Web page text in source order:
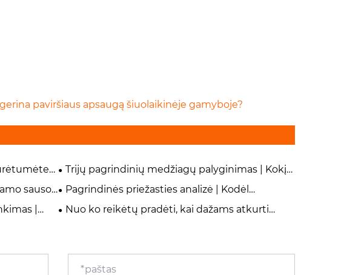
paviršiaus apsaugą šiuolaikinėje gamyboje?
Trijų pagrindinių medžiagų palyginimas | Kokį
didelio grūdėtumo švitrinį popierių pasirinkti
lenktam paviršiui poliruoti?
sauso
naudoti
Pagrindinės priežasties analizė | Kodėl
pneumatinis švitrinis popierius netenka
smėliavimo ir nugaruoja?
|
Nuo ko reikėtų pradėti, kai dažams atkurti